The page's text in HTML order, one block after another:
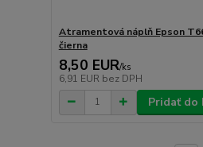
Atramentová náplň Epson
čierna
8,50 EUR/ks
6,91 EUR bez DPH
Pridať do